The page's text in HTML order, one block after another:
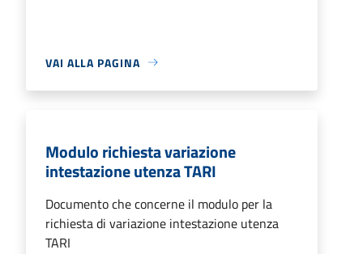
VAI ALLA PAGINA
Modulo richiesta variazione
intestazione utenza TARI
Documento che concerne il modulo per la
richiesta di variazione intestazione utenza
TARI